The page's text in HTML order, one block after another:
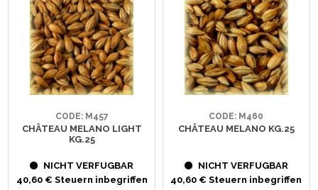
CODE: M457
CHÂTEAU MELANO LIGHT
KG.25
NICHT VERFUGBAR
40,60 € Steuern inbegriffen
CODE: M460
CHÂTEAU MELANO KG.25
NICHT VERFUGBAR
40,60 € Steuern inbegriffen